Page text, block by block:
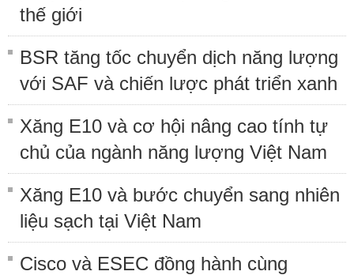
thế giới
BSR tăng tốc chuyển dịch năng lượng
với SAF và chiến lược phát triển xanh
Xăng E10 và cơ hội nâng cao tính tự
chủ của ngành năng lượng Việt Nam
Xăng E10 và bước chuyển sang nhiên
liệu sạch tại Việt Nam
Cisco và ESEC đồng hành cùng